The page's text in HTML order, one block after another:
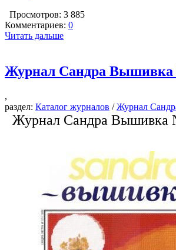
Просмотров: 3 885
Комментариев: 0
Читать дальше
Журнал Сандра Вышивка
,
раздел: Каталог журналов /Журнал
Журнал Сандра Вышивка